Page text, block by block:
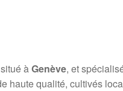
àGenève, et
haute qualité, cultivés